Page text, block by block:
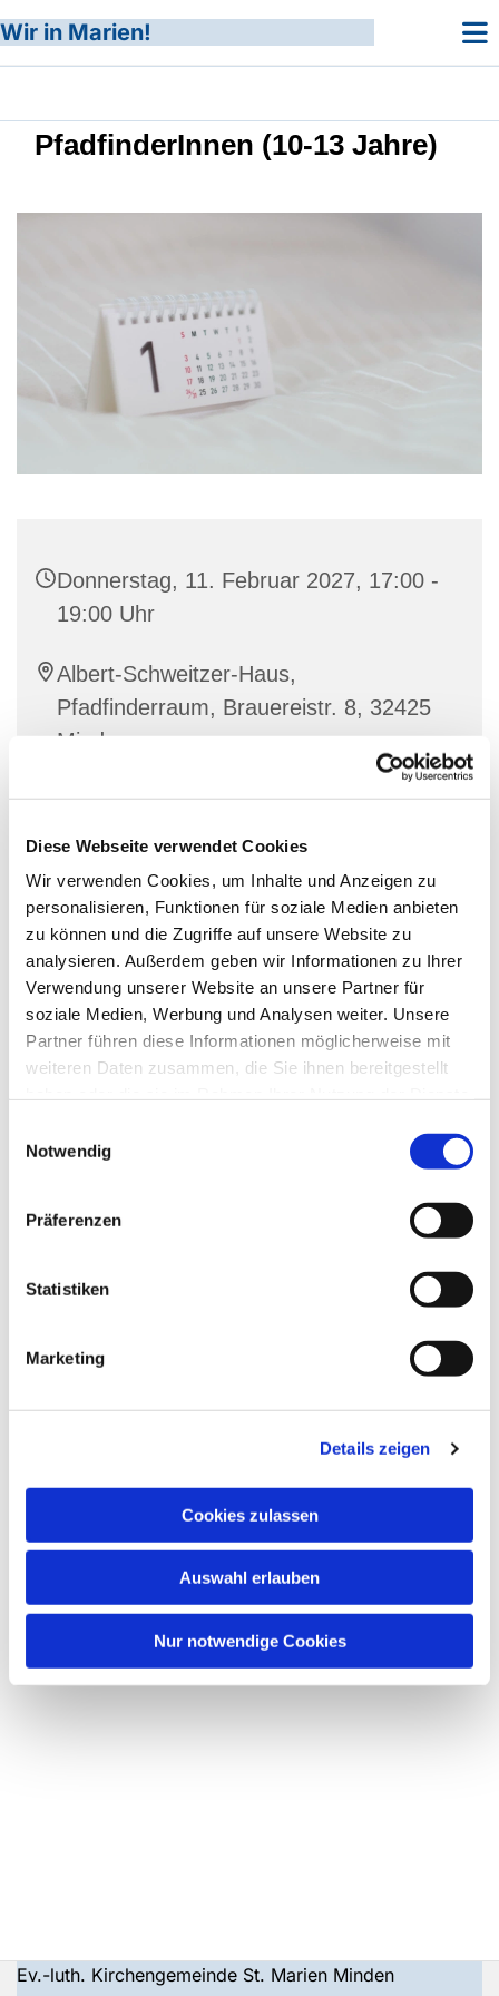
Diese Webseite verwendet Cookies
Wir verwenden Cookies, um Inhalte und Anzeigen zu
personalisieren, Funktionen für soziale Medien anbieten
zu können und die Zugriffe auf unsere Website zu
analysieren. Außerdem geben wir Informationen zu Ihrer
Verwendung unserer Website an unsere Partner für
soziale Medien, Werbung und Analysen weiter. Unsere
Partner führen diese Informationen möglicherweise mit
weiteren Daten zusammen, die Sie ihnen bereitgestellt
Notwendig
Präferenzen
Statistiken
Marketing
Details zeigen
Cookies zulassen
Auswahl erlauben
Nur notwendige Cookies
Wir in Marien!
PfadfinderInnen (10-13 Jahre)
Donnerstag, 11. Februar 2027, 17:00 -
19:00 Uhr
Albert-Schweitzer-Haus,
Pfadfinderraum, Brauereistr. 8, 32425
Minden
Dies könnte Sie auch
Ev.-luth. Kirchengemeinde St. Marien Minden